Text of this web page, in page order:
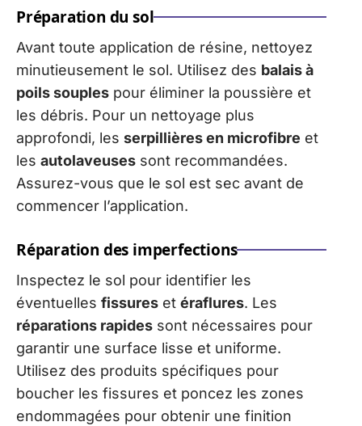
Préparation du sol
Avant toute application de résine, nettoyez
minutieusement le sol. Utilisez des balais à
poils souples pour éliminer la poussière et
les débris. Pour un nettoyage plus
approfondi, les serpillières en microfibre et
les autolaveuses sont recommandées.
Assurez-vous que le sol est sec avant de
commencer l’application.
Réparation des imperfections
Inspectez le sol pour identifier les
éventuelles fissures et éraflures. Les
réparations rapides sont nécessaires pour
garantir une surface lisse et uniforme.
Utilisez des produits spécifiques pour
boucher les fissures et poncez les zones
endommagées pour obtenir une finition